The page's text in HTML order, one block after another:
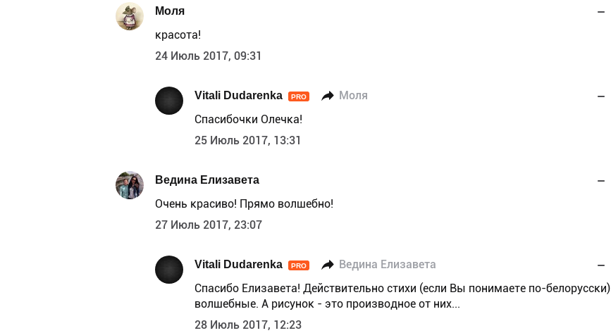
Моля
красота!
24 Июль 2017, 09:31
Vitali Dudarenka PRO Моля
Спасибочки Олечка!
25 Июль 2017, 13:31
Ведина Елизавета
Очень красиво! Прямо волшебно!
27 Июль 2017, 23:07
Vitali Dudarenka PRO Ведина Елизавета
Спасибо Елизавета! Действительно стихи (если Вы понимаете по-белорусски)
волшебные. А рисунок - это производное от них...
28 Июль 2017, 12:23